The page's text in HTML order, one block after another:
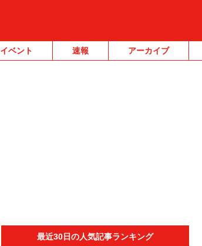
イベント 速報 アーカイブ
最近30日の人気記事ランキング